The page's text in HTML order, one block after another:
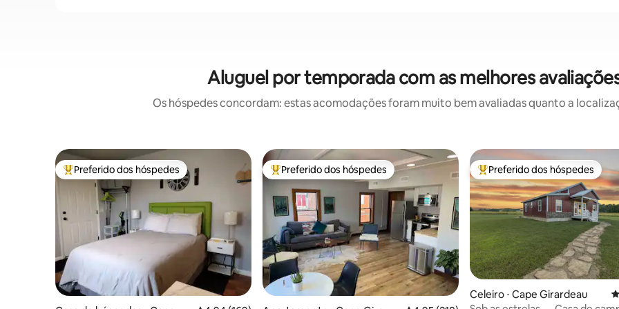
Aluguel por temporada com as melhores
Os hóspedes concordam: estas acomodações foram muito bem avaliadas quanto a
Entre os melhores preferidos dos hóspedes
Preferido dos hóspedes Entre os melhores preferidos dos hóspedes
Preferido dos hóspedes Entre os melhores preferidos
Preferido dos hóspedes
Celeiro ⋅ Cape Girardeau